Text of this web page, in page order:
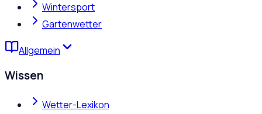
Wintersport
Gartenwetter
Allgemein
Wissen
Wetter-Lexikon